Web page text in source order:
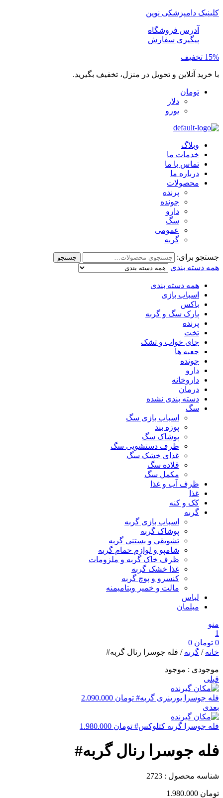
کلینیک دامپزشکی نوین
آدرس فروشگاه
پیگیری سفارش
15% تخفیف
با خرید آنلاین و تحویل در منزل، تخفیف بگیرید.
تومان
دلار
یورو
وبلاگ
خدمات ما
تماس با ما
درباره ما
محصولات
پرنده
جونده
دارو
سگ
عمومی
گربه
جستجو برای: جستجو
همه دسته بندی
همه دسته بندی
اسباب بازی
باکس
پارک سگ و گربه
پرنده
تخت
جای خواب و تشک
جعبه ها
جونده
دارو
داروخانه
درمان
دسته بندی نشده
سگ
اسباب بازی سگ
پوزه بند
پوشاک سگ
ظرف دستشویی سگ
غذای خشک سگ
قلاده سگ
مکمل سگ
ظرف آب و غذا
غذا
کک و کنه
گربه
اسباب بازی گربه
پوشاک گربه
تشویقی و بستنی گربه
شامپو و لوازم حمام گربه
ظرف خاک گربه و ملزومات
غذا خشک گربه
کنسرو و پوچ گربه
مالت و خمیر ویتامیمنه
لباس
مبلمان
منو
1
0 تومان
خانه / گربه / فله جوسرا رنال گربه#
موجودی : موجود
قبلی
فله جوسرا یورینری گربه# تومان
بعدی
فله جوسرا گربه کتلوکس# تومان
فله جوسرا رنال گربه#
شناسه محصول : 2723
تومان